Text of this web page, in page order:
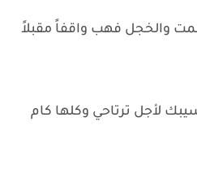
والخجل فهب واقفاً مقبلاً
لأجل ترتاحي وكلها كام